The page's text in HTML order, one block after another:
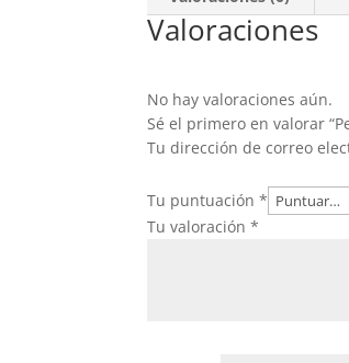
Valoraciones
No hay valoraciones aún.
Sé el primero en valorar
Tu dirección de correo
Tu puntuación*
Tu valoración*